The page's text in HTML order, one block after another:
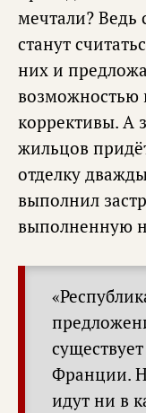
мечтали? Ведь
станут
них и
возможностью
коррективы. А
жильцов
отделку
выполнил
выполненную
Франции.
идут ни в